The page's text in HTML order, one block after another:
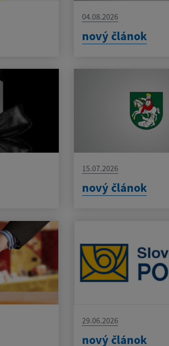
04.08.2026
nový článok
15.07.2026
nový článok
29.06.2026
nový článok